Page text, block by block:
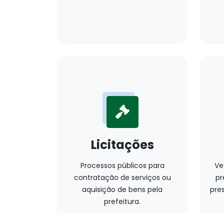
Licitações
Processos públicos para
contratação de serviços ou
aquisição de bens pela
prefeitura.